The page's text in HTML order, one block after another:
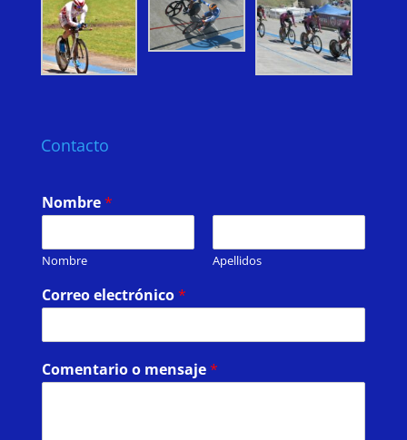
Contacto
Nombre*
Nombre Apellidos
Correo electrónico*
Comentario o mensaje*